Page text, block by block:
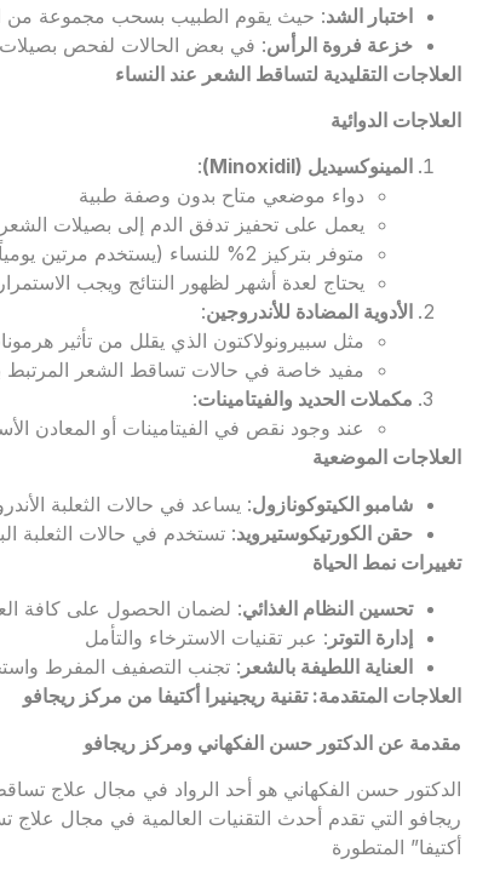
اختبار الشد: حيث يقوم الطبيب بسحب مجموعة من
خزعة فروة الرأس: في بعض الحالات لفحص بصيلات
العلاجات التقليدية لتساقط الشعر عند النساء
العلاجات الدوائية
المينوكسيديل (Minoxidil)
:
دواء موضعي متاح بدون وصفة طبية
يعمل على تحفيز تدفق الدم إلى بصيلات الشعر
متوفر بتركيز 2% للنساء (يستخدم مرتين يومياً) و5% (يستخدم مرة يومياً)
يحتاج لعدة أشهر لظهور النتائج ويجب
الأدوية المضادة للأندروجين:
مثل سبيرونولاكتون الذي يقلل من تأثير
مفيد خاصة في حالات تساقط الشعر المرتبط
مكملات الحديد والفيتامينات:
عند وجود نقص في الفيتامينات أو المعادن
العلاجات الموضعية
شامبو الكيتوكونازول: يساعد في حالات الثعلبة
حقن الكورتيكوستيرويد: تستخدم في حالات الثعلبة
تغييرات نمط الحياة
تحسين النظام الغذائي: لضمان الحصول على كافة
إدارة التوتر : عبر تقنيات الاسترخاء والتأمل
العناية اللطيفة بالشعر : تجنب التصفيف المفرط
العلاجات المتقدمة: تقنية ريجينيرا أكتيفا من مركز ريجافو
مقدمة عن الدكتور حسن الفكهاني ومركز ريجافو
الدكتور حسن الفكهاني هو أحد الرواد في مجال علاج
ريجافو التي تقدم أحدث التقنيات العالمية في مجال علاج
أكتيفا” المتطورة